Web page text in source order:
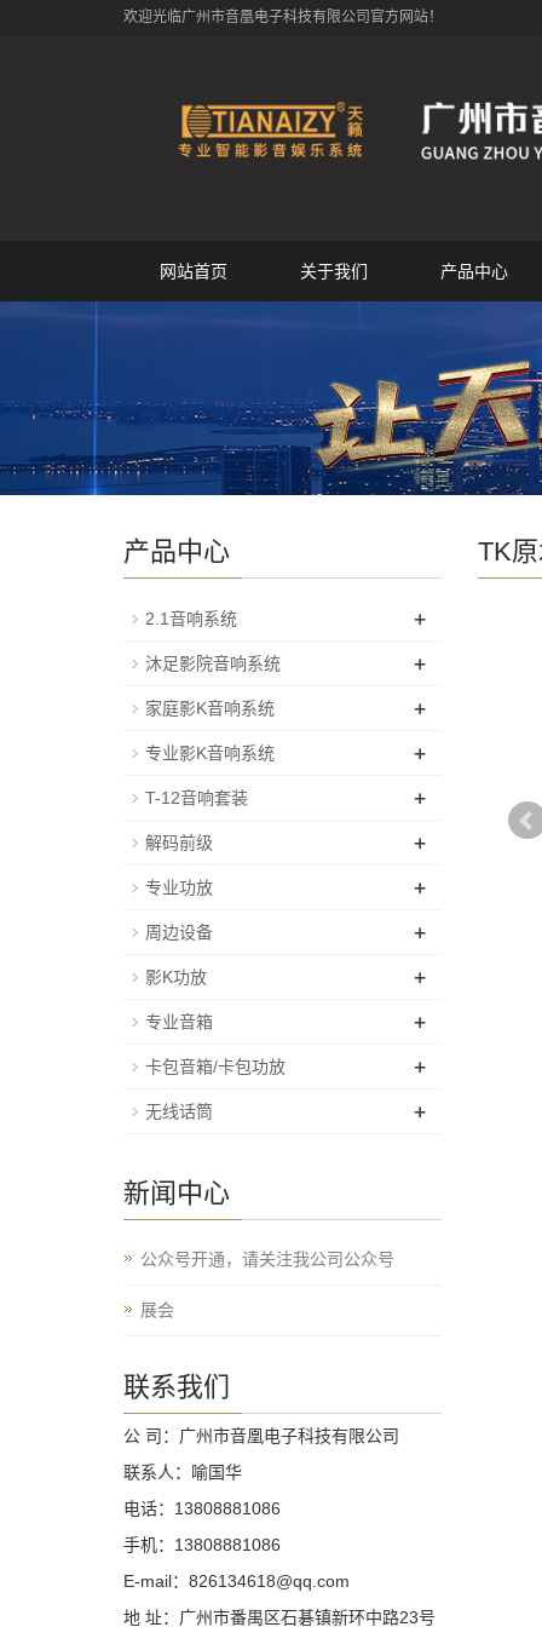
欢迎光临广州市音凰电子科技有限公司官方网站！
网站首页 关于我们 产品中心
TK
产品中心
2.1音响系统 +
沐足影院音响系统 +
家庭影K音响系统 +
专业影K音响系统 +
T-12音响套装 +
解码前级 +
专业功放 +
周边设备 +
影K功放 +
专业音箱 +
卡包音箱/卡包功放 +
无线话筒 +
新闻中心
公众号开通，请关注我公司公众号
展会
联系我们
公 司：广州市音凰电子科技有限公司
联系人：喻国华
电话：13808881086
手机：13808881086
E-mail：826134618@qq.com
地 址：广州市番禺区石碁镇新环中路23号